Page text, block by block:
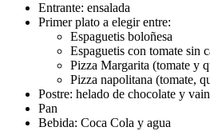
Entrante: ensalada
Primer plato a elegir entre:
Espaguetis boloñesa
Espaguetis con tomate sin
Pizza Margarita (tomate y
Pizza napolitana (tomate,
Postre: helado de chocolate y
Pan
Bebida: Coca Cola y agua